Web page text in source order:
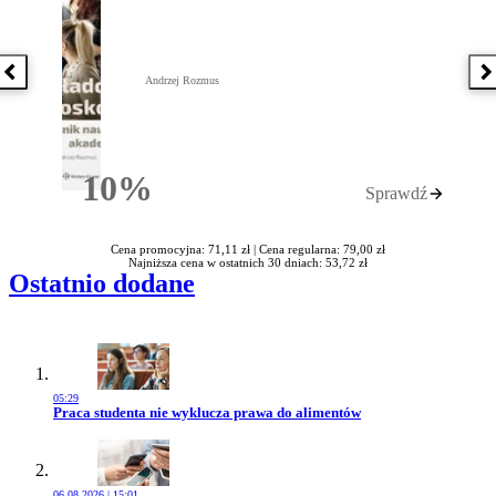
Poprzednia książka
10%Rabatu
Andrzej Rozmus
Sprawdź
Cena promocyjna: 71,11 zł | Cena regularna: 79,00 zł
Najniższa cena w ostatnich 30 dniach: 53,72 zł
Ostatnio dodane
05:29
Przejdź do artykułu:
Praca studenta nie wyklucza prawa do alimentów